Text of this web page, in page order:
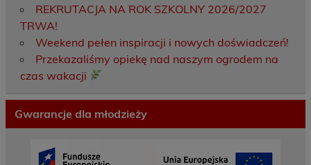
REKRUTACJA NA ROK SZKOLNY 2026/2027
TRWA!
Weekend pełen inspiracji i nowych doświadczeń!
Przekazaliśmy opiekę nad naszym ogrodem na
czas wakacji
Gwarancje dla młodzieży